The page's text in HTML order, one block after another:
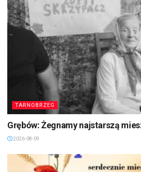
TARNOBRZEG
Grębów: Żegnamy najstarszą
2026-08-09